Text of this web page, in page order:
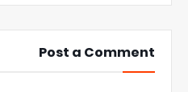
Post a Comment